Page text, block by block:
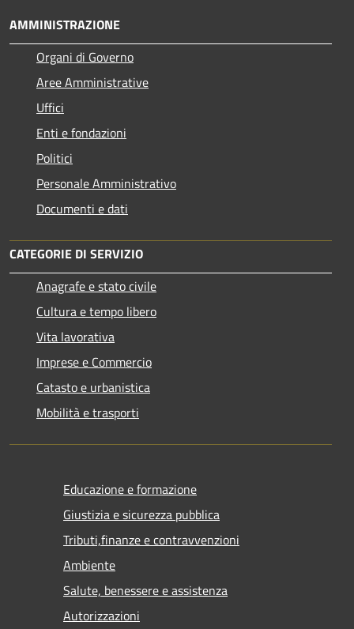
AMMINISTRAZIONE
Organi di Governo
Aree Amministrative
Uffici
Enti e fondazioni
Politici
Personale Amministrativo
Documenti e dati
CATEGORIE DI SERVIZIO
Anagrafe e stato civile
Cultura e tempo libero
Vita lavorativa
Imprese e Commercio
Catasto e urbanistica
Mobilità e trasporti
Educazione e formazione
Giustizia e sicurezza pubblica
Tributi,finanze e contravvenzioni
Ambiente
Salute, benessere e assistenza
Autorizzazioni